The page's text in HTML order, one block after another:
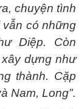
chuyện tình
vẫn có những
Diệp. Còn
dựng như
thành. Cặp
Nam, Long”.